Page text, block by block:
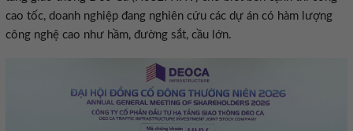
cao tốc, doanh nghiệp đang nghiên cứu các dự án có hàm lượng
công nghệ cao như hầm, đường sắt, cầu lớn.